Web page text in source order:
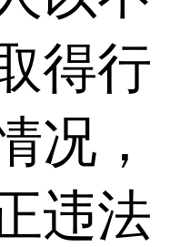
得行
况，
违法